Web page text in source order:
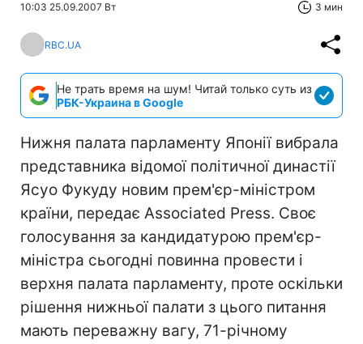
10:03 25.09.2007 Вт 3 мин
RBC.UA
Не трать время на шум! Читай только суть из
РБК-Украина в Google
Нижня палата парламенту Японії вибрала
представника відомої політичної династії
Ясуо Фукуду новим прем'єр-міністром
країни, передає Associated Press. Своє
голосування за кандидатурою прем'єр-
міністра сьогодні повинна провести і
верхня палата парламенту, проте оскільки
рішення нижньої палати з цього питання
мають переважну вагу, 71-річному